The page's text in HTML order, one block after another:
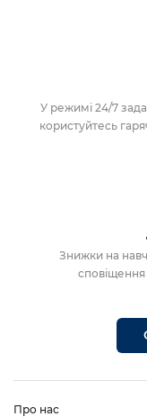
У режимі 24/7
користуйтесь
Знижки на
сповіщення
Про нас